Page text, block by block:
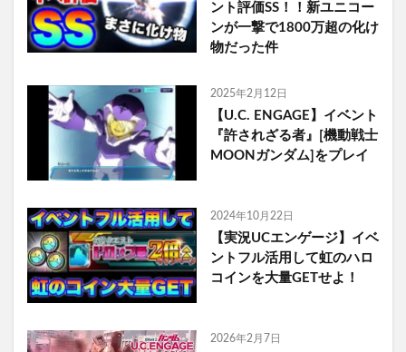
ント評価SS！！新ユニコー
ンが一撃で1800万超の化け
物だった件
2025年2月12日
【U.C. ENGAGE】イベント
『許されざる者』[機動戦士
MOONガンダム]をプレイ
2024年10月22日
【実況UCエンゲージ】イベ
ントフル活用して虹のハロ
コインを大量GETせよ！
2026年2月7日